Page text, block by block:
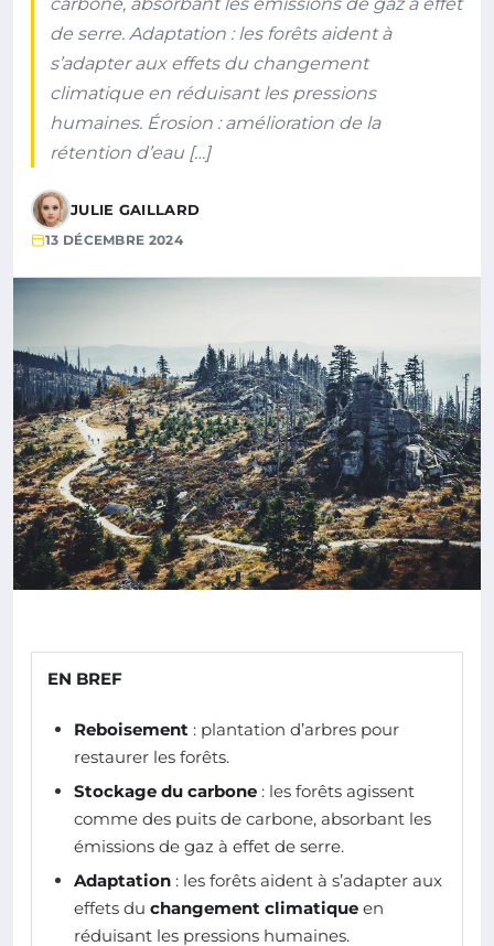
de serre. Adaptation : les forêts aident à
s’adapter aux effets du changement
climatique en réduisant les pressions
humaines. Érosion : amélioration de la
rétention d’eau […]
JULIE GAILLARD
13 DÉCEMBRE 2024
EN BREF
Reboisement : plantation d’arbres pour
restaurer les forêts.
Stockage du carbone : les forêts agissent
comme des puits de carbone, absorbant les
émissions de gaz à effet de serre.
Adaptation : les forêts aident à s’adapter aux
effets du changement climatique en
réduisant les pressions humaines.